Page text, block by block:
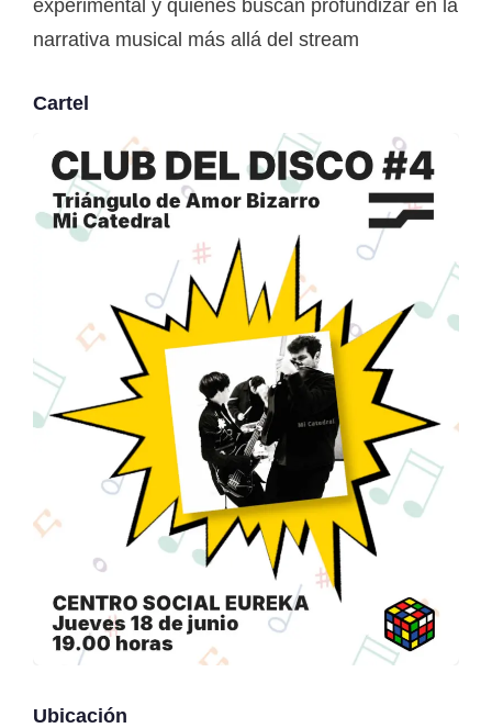
experimental y quienes buscan profundizar en la
narrativa musical más allá del stream
Cartel
Ubicación